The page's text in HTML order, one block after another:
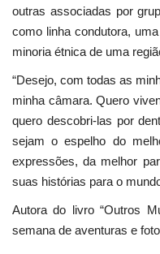
outras associadas por
como linha condutora,
minoria étnica de uma
“Desejo, com todas as
minha câmara. Quero
quero descobri-las por
sejam o espelho do
expressões, da melhor
suas histórias para o
Autora do livro “Outros
semana de aventuras e